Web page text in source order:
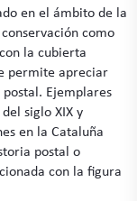
en el ámbito de la
como
la cubierta
permite apreciar
Ejemplares
siglo XIX y
en la Cataluña
postal o
con la figura